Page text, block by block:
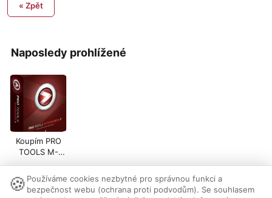
Naposledy prohlížené
Koupím PRO
TOOLS M-
« Zpět
Nastavení cookies | Vzhled:světlý tmavý | Kontakt
🍪 Používáme cookies nezbytné pro správnou funkci a
bezpečnost webu (ochrana proti podvodům). Se souhlasem